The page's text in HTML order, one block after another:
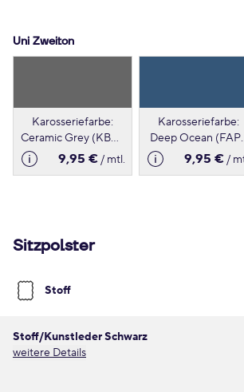
Uni Zweiton
Karosseriefarbe:
Ceramic Grey (KBY),
Kontrastfarbe: Black
9,95 €/ mtl.
Karosseriefarbe:
Deep Ocean
Kontrastfarbe:
9,95 €/
Sitzpolster
Stoff
Stoff/Kunstleder Schwarz
weitere Details